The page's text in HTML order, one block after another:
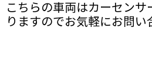
こちらの車両はカーセン
りますのでお気軽にお問い